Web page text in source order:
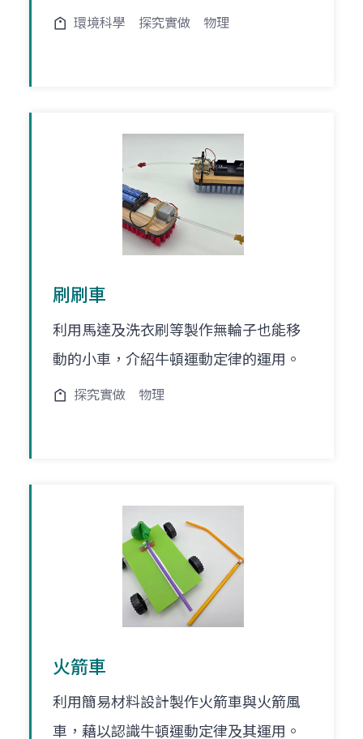
環境科學 探究實做 物理
刷刷車
利用馬達及洗衣刷等製作無輪子也能移
動的小車，介紹牛頓運動定律的運用。
探究實做 物理
火箭車
利用簡易材料設計製作火箭車與火箭風
車，藉以認識牛頓運動定律及其運用。